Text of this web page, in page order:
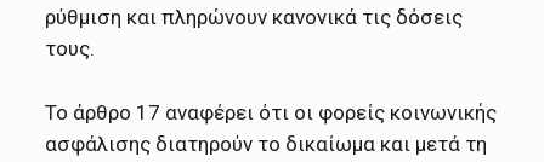
ρύθμιση και πληρώνουν κανονικά τις δόσεις
τους.
Το άρθρο 17 αναφέρει ότι οι φορείς κοινωνικής
ασφάλισης διατηρούν το δικαίωμα και μετά τη